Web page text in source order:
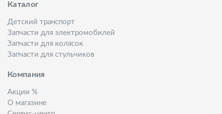
Каталог
Детский транспорт
Запчасти для электромобилей
Запчасти для колясок
Запчасти для стульчиков
Компания
Акции %
О магазине